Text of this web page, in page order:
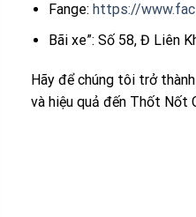
Fange:https://
Bãi xe”: Số 58, Đ Liên
Hãy để chúng tôi trở
và hiệu quả đến Thốt Nốt